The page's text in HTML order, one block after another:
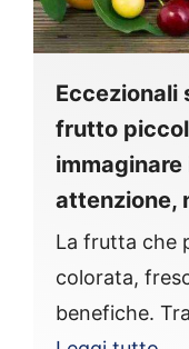
Eccezionali
frutto
attenzione,
La frutta che
colorata,
benefiche.